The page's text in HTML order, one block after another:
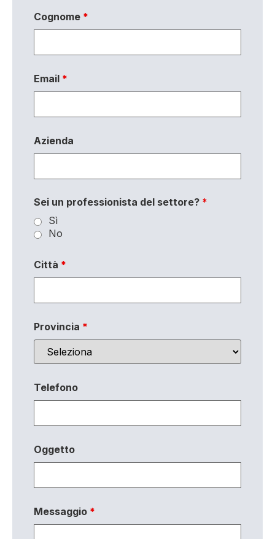
Cognome *
Email *
Azienda
Sei un professionista del settore? *
Sì
No
Città *
Provincia *
Telefono
Oggetto
Messaggio *